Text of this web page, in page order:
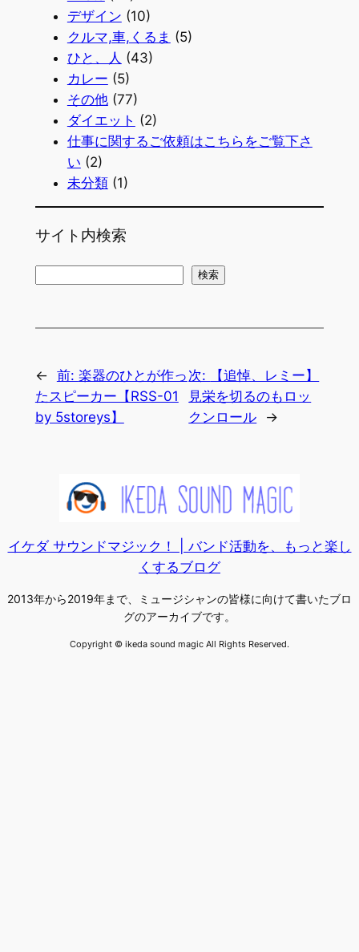
デザイン (10)
クルマ,車,くるま (5)
ひと、人 (43)
カレー (5)
その他(77)
ダイエット (2)
仕事に関するご依頼はこちらをご覧下さ
い (2)
未分類(1)
サイト内検索
検索
← 前: 楽器のひとが作っ
たスピーカー【RSS-01
by 5storeys】
次:
【追悼、レミー】
見栄を切るのもロッ
クンロール
→
イケダ サウンドマジック！ | バンド活動を、もっと楽し
くするブログ
2013年から2019年まで、ミュージシャンの皆様に向けて書いたブロ
グのアーカイブです。
Copyright © ikeda sound magic All Rights Reserved.